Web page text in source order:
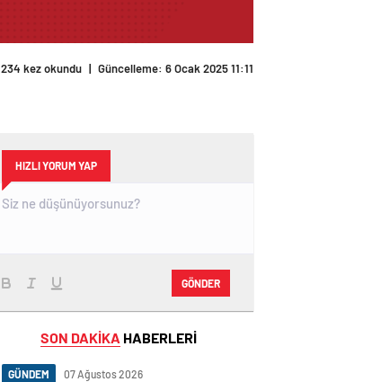
234 kez okundu | Güncelleme: 6 Ocak 2025 11:11
HIZLI YORUM YAP
GÖNDER
SON DAKİKA HABERLERİ
GÜNDEM 07 Ağustos 2026